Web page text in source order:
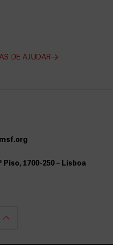
a MSF
DE AJUDAR
Piso, 1700-250 – Lisboa